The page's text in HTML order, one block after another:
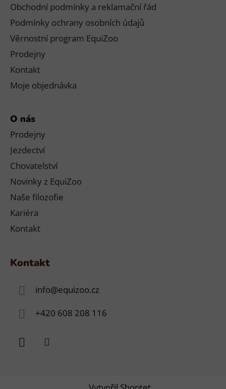
Obchodní podmínky a reklamační řád
Podmínky ochrany osobních údajů
Věrnostní program EquiZoo
Prodejny
Kontakt
Moje objednávka
O nás
Prodejny
Jezdectví
Chovatelství
Novinky z EquiZoo
Naše filozofie
Kariéra
Kontakt
Kontakt
info@equizoo.cz
+420 608 208 116